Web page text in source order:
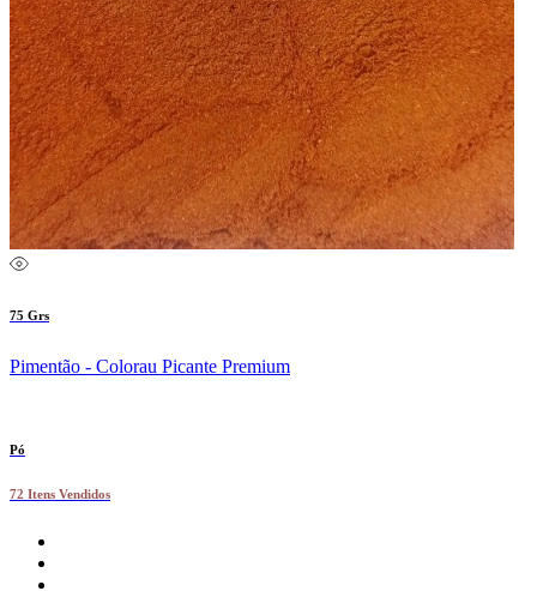
75 Grs
Pimentão - Colorau Picante Premium
Pó
72 Itens Vendidos